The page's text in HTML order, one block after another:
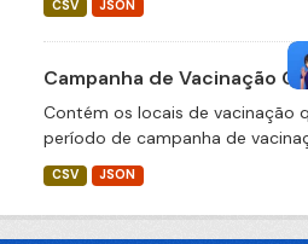
CSV JSON
Campanha de Vacinação
Contém os locais de vacinação
período de campanha de
CSV JSON